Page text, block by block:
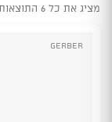
מציג את כל 6 התוצאות
Gerber